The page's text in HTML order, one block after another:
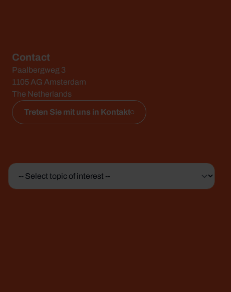
Contact
Paalbergweg 3
1105 AG Amsterdam
The Netherlands
Treten Sie mit uns in Kontakt
Topic